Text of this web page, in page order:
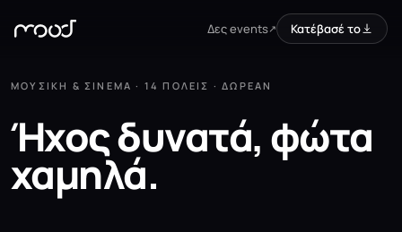
Δες events↗ Κατέβασέ το
ΜΟΥΣΙΚΉ & ΣΙΝΕΜΆ · 14 ΠΌΛΕΙΣ · ΔΩΡΕΆΝ
Ήχοςδυνατά, φώτα
χαμηλά.